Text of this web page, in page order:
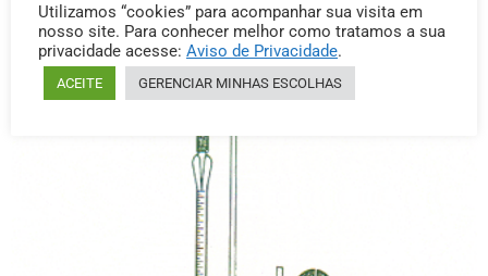
Categoria: Aparelho Dornic
Utilizamos “cookies” para acompanhar sua visita em
nosso site. Para conhecer melhor como tratamos a sua
privacidade acesse: Aviso de Privacidade.
ACEITE GERENCIAR MINHAS ESCOLHAS